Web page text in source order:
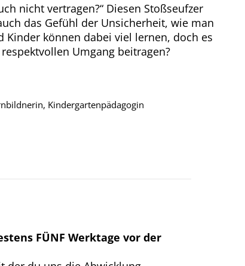
nicht vertragen?“ Diesen Stoßseufzer
das Gefühl der Unsicherheit, wie man
können dabei viel lernen, doch es
Umgang beitragen?
Kindergartenpädagogin
FÜNF Werktage vor der